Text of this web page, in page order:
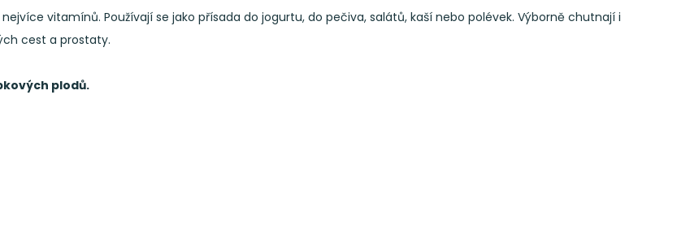
vitamínů. Používají se jako přísada do jogurtu, do pečiva, salátů, kaší nebo polévek. Výborně chutnají i
cest a prostaty.
plodů.